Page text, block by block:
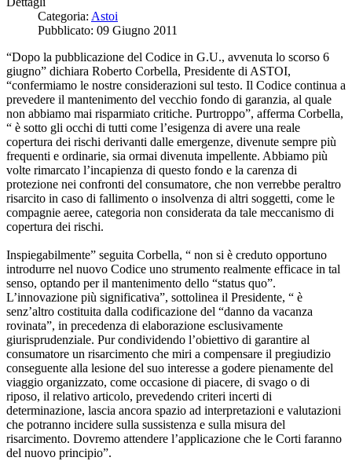
Categoria: Astoi
Pubblicato: 09 Giugno 2011
“Dopo la pubblicazione del Codice in G.U., avvenuta lo scorso 6
giugno” dichiara Roberto Corbella, Presidente di ASTOI,
“confermiamo le nostre considerazioni sul testo. Il Codice continua a
prevedere il mantenimento del vecchio fondo di garanzia, al quale
non abbiamo mai risparmiato critiche. Purtroppo”, afferma Corbella,
“ è sotto gli occhi di tutti come l’esigenza di avere una reale
copertura dei rischi derivanti dalle emergenze, divenute sempre più
frequenti e ordinarie, sia ormai divenuta impellente. Abbiamo più
volte rimarcato l’incapienza di questo fondo e la carenza di
protezione nei confronti del consumatore, che non verrebbe peraltro
risarcito in caso di fallimento o insolvenza di altri soggetti, come le
compagnie aeree, categoria non considerata da tale meccanismo di
copertura dei rischi.
Inspiegabilmente” seguita Corbella, “ non si è creduto opportuno
introdurre nel nuovo Codice uno strumento realmente efficace in tal
senso, optando per il mantenimento dello “status quo”.
L’innovazione più significativa”, sottolinea il Presidente, “ è
senz’altro costituita dalla codificazione del “danno da vacanza
rovinata”, in precedenza di elaborazione esclusivamente
giurisprudenziale. Pur condividendo l’obiettivo di garantire al
consumatore un risarcimento che miri a compensare il pregiudizio
conseguente alla lesione del suo interesse a godere pienamente del
viaggio organizzato, come occasione di piacere, di svago o di
riposo, il relativo articolo, prevedendo criteri incerti di
determinazione, lascia ancora spazio ad interpretazioni e valutazioni
che potranno incidere sulla sussistenza e sulla misura del
risarcimento. Dovremo attendere l’applicazione che le Corti faranno
del nuovo principio”.